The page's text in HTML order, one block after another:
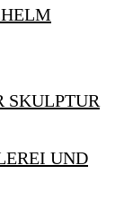
SKULPTUR
UND